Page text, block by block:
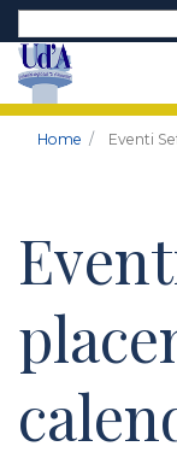
Form di ricerca
Cerca
Home Eventi